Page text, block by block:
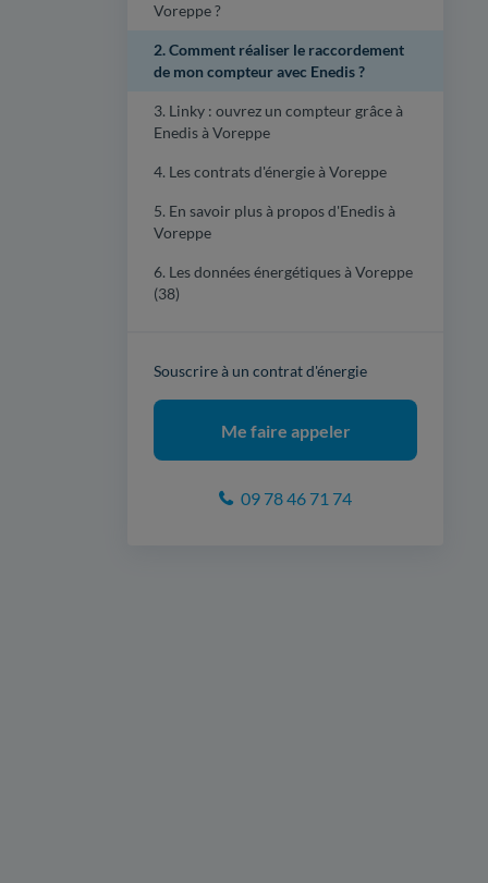
Voreppe ?
2. Comment réaliser le raccordement
de mon compteur avec Enedis ?
3. Linky : ouvrez un compteur grâce à
Enedis à Voreppe
4. Les contrats d'énergie à Voreppe
5. En savoir plus à propos d'Enedis à
Voreppe
6. Les données énergétiques à Voreppe
(38)
Souscrire à un contrat d'énergie
Me faire appeler
09 78 46 71 74